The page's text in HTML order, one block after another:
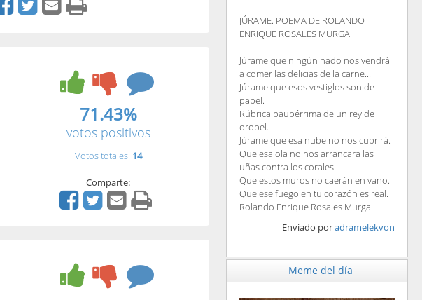
71.43%
votos positivos
Votos totales: 14
Comparte:
JÚRAME. POEMA DE ROLANDO
ENRIQUE ROSALES MURGA
Júrame que ningún hado nos vendrá
a comer las delicias de la carne...
Júrame que esos vestiglos son de
papel.
Rúbrica paupérrima de un rey de
oropel.
Júrame que esa nube no nos cubrirá.
Que esa ola no nos arrancara las
uñas contra los corales...
Que estos muros no caerán en vano.
Que ese fuego en tu corazón es real.
Rolando Enrique Rosales Murga
Enviado poradramelekvon
Meme del día